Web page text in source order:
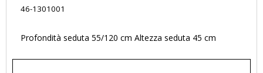
46-1301001
Profondità seduta 55/120 cm Altezza seduta 45 cm